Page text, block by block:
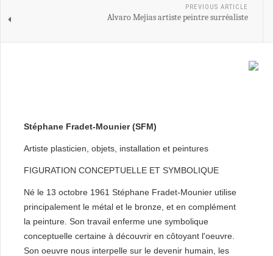
PREVIOUS ARTICLE
Alvaro Mejias artiste peintre surréaliste
Stéphane Fradet-Mounier (SFM)
Artiste plasticien, objets, installation et peintures
FIGURATION CONCEPTUELLE ET SYMBOLIQUE
Né le 13 octobre 1961 Stéphane Fradet-Mounier utilise
principalement le métal et le bronze, et en complément
la peinture. Son travail enferme une symbolique
conceptuelle certaine à découvrir en côtoyant l'oeuvre.
Son oeuvre nous interpelle sur le devenir humain, les